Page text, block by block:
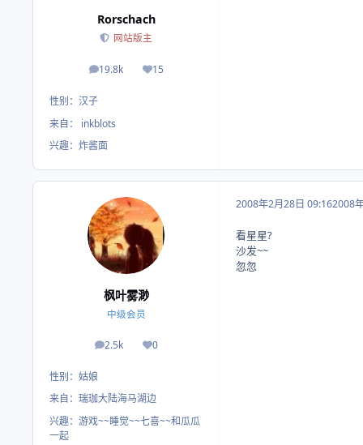
Rorschach
网站版主
19.8k
帖子 15
荣誉积分
性别： 汉子
来自：
inkblots
兴趣： 炸酱面
枫叶雾渺
中级会员
2.5k
帖子 0
荣誉积分
性别： 姑娘
来自： 瑞珈大陆海马湖边
兴趣： 游戏~~睡觉~~七喜~~和瓜瓜
一起
2008年2月28日 09:162008
看星星?
沙发~~
忽忽